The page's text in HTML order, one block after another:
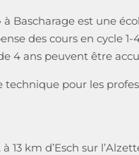
à Bascharage est une
des cours en cycle
4 ans peuvent être
technique pour les
13 km d’Esch sur